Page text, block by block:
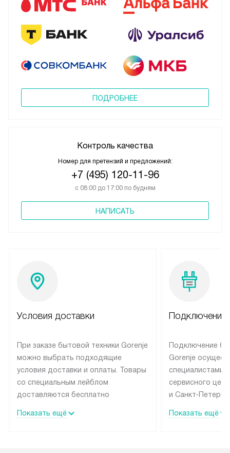
ПОДРОБНЕЕ
Контроль качества
Номер для претензий и предложений:
+7 (495) 120-11-96
с 08:00 до 17:00 по будням
НАПИСАТЬ
Условия доставки
При заказе бытовой техники Gorenje
можно выбрать подходящие
условия доставки и оплаты. Товары
со специальным лейблом
доставляются бесплатно
до подъезда, выезд за МКАД
Показать ещё
Подключение
Подключение
Gorenje
специалистами
сервисного
и Санкт-
подключается
Показать ещё